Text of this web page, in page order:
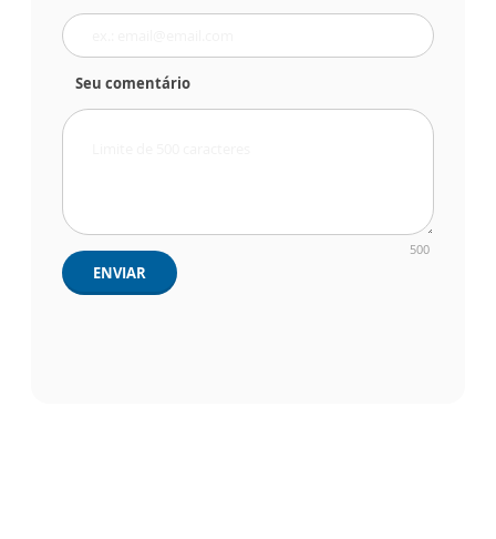
Seu comentário
500
ENVIAR